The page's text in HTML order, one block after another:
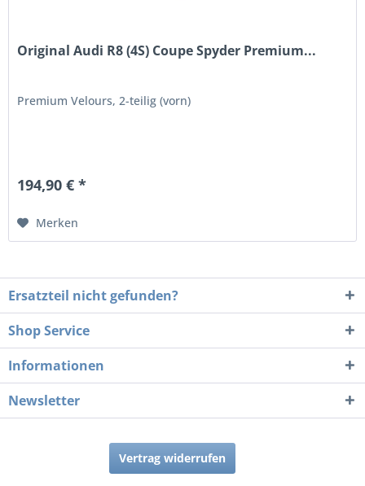
Original Audi R8 (4S) Coupe Spyder Premium...
Premium Velours, 2-teilig (vorn)
194,90 € *
Merken
Ersatzteil nicht gefunden?
Shop Service
Informationen
Newsletter
Vertrag widerrufen